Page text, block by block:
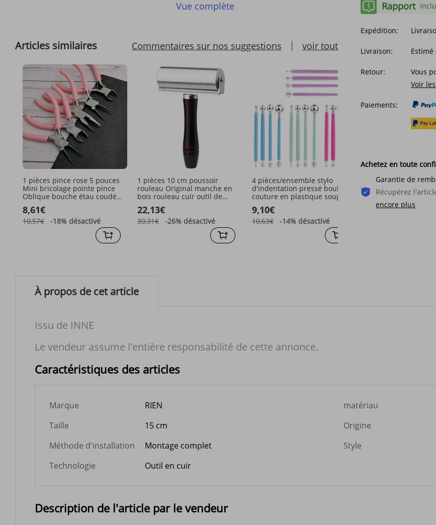
Vue complète
Articles similaires Commentaires sur nos suggestions voir tout
1 pièces pince rose 5 pouces
Mini bricolage pointe pince
Oblique bouche étau coudé
bouche plat haut coupe sans
dents pince
8,61€
10,57€ -18% désactivé
1 pièces 10 cm poussoir
rouleau Original manche en
bois rouleau cuir outil de
sertissage cuir outil de
sertissage fer rouleau
22,13€
30,31€ -26% désactivé
4 pièces/ensemble stylo
d'indentation pressé boule de
couture en plastique souple
tige en spirale Double tête
pointillage stylo outil de
sertissage
9,10€
10,63€ -14% désactivé
Outils pour le cuir,
pièce, en acier
perforateur pour le
la main, outil de
4,38€
Rapport
Expédition:
Livraison: Estimé
Retour:
Vous
Voir
Paiements:
Achetez en toute
Garantie de
Récupérez
encore plus
À propos de cet article
Issu de INNE
Le vendeur assume l'entière responsabilité de cette annonce.
Caractéristiques des articles
Marque RIEN matériau
Taille
15 cm Origine
Méthode d'installation
Montage complet Style
Technologie
Outil en cuir
Description de l'article par le vendeur